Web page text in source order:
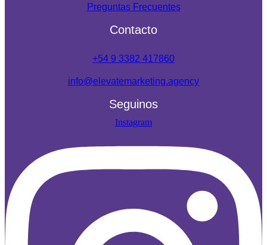
Preguntas Frecuentes
Contacto
+54 9 3382 417860
info@elevatemarketing.agency
Seguinos
Instagram